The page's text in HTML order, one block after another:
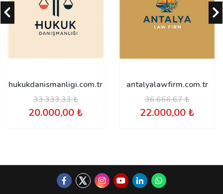
hukukdanismanligi.com.tr
33.333,33 ₺
20.000,00 ₺
antalyalawfirm.com.tr
36.666,67 ₺
22.000,00 ₺